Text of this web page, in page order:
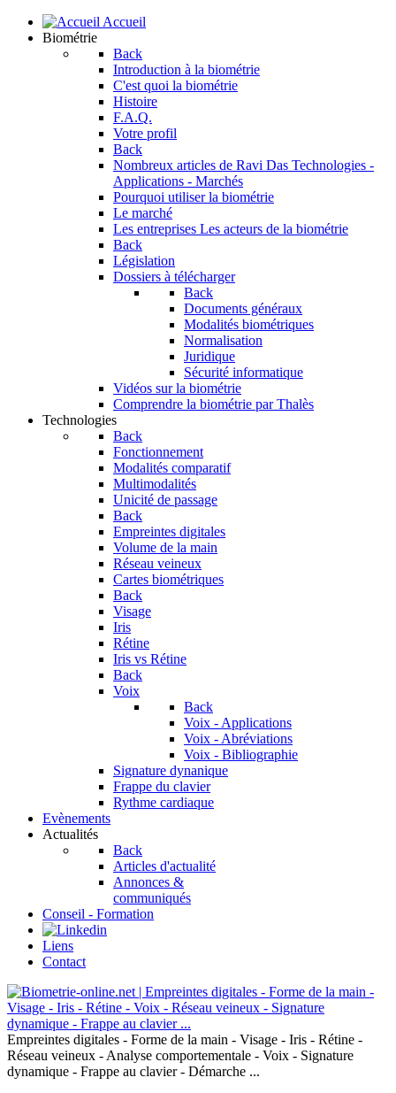
Accueil
Biométrie
Back
Introduction à la biométrie
C'est quoi la biométrie
Histoire
F.A.Q.
Votre profil
Back
Nombreux articles de Ravi Das Technologies -
Applications - Marchés
Pourquoi utiliser la biométrie
Le marché
Les entreprises Les acteurs de la biométrie
Back
Législation
Dossiers à télécharger
Back
Documents généraux
Modalités biométriques
Normalisation
Juridique
Sécurité informatique
Vidéos sur la biométrie
Comprendre la biométrie par Thalès
Technologies
Back
Fonctionnement
Modalités comparatif
Multimodalités
Unicité de passage
Back
Empreintes digitales
Volume de la main
Réseau veineux
Cartes biométriques
Back
Visage
Iris
Rétine
Iris vs Rétine
Back
Voix
Back
Voix - Applications
Voix - Abréviations
Voix - Bibliographie
Signature dynanique
Frappe du clavier
Rythme cardiaque
Evènements
Actualités
Back
Articles d'actualité
Annonces &
communiqués
Conseil - Formation
Liens
Contact
Empreintes digitales - Forme de la main - Visage - Iris - Rétine -
Réseau veineux - Analyse comportementale - Voix - Signature
dynamique - Frappe au clavier - Démarche ...